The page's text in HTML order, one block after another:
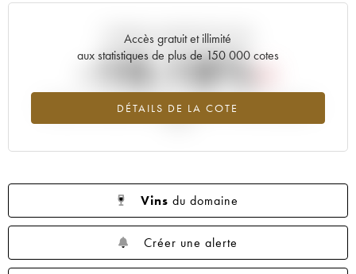
Accès gratuit et illimité
aux statistiques de plus de 150 000 cotes
DÉTAILS DE LA COTE
Tendance actuelle de la cote
-10.18%
Tendance à la baisse du millésime 2004 en 2026 par rapport à
Vins du domaine
Créer une alerte